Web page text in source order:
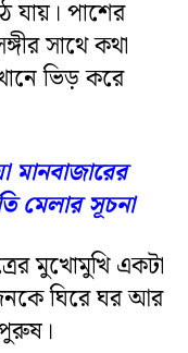
যায়। পাশের
সাথে কথা
ভিড় করে
মেলার সূচনা
মুখোমুখি একটা
ঘিরে ঘর আর